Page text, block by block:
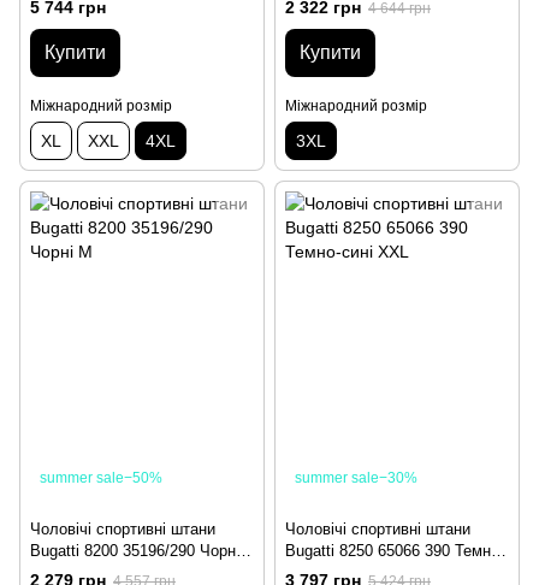
5 744 грн
Купити
Міжнародний розмір
XL XXL 4XL
2 322 грн 4 644 грн
Купити
Міжнародний розмір
3XL
summer sale−50%
Чоловічі спортивні штани
Bugatti 8200 35196/290 Чорні
M
2 279 грн
summer sale−30%
Чоловічі спортивні штани
Bugatti 8250 65066 390 Темно-
сині XXL
3 797 грн